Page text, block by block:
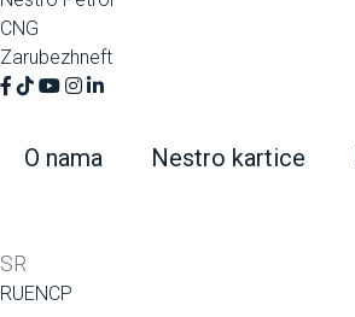
CNG
Zarubezhneft
O nama Nestro kartice
SR
RUENСР